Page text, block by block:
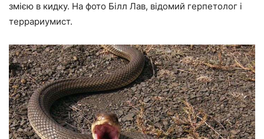
змією в кидку. На фото Білл Лав, відомий герпетолог і
террариумист.